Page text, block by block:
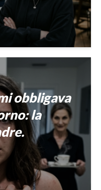
obbligava
la